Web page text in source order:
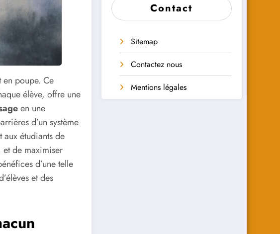
poupe. Ce
élève, offre une
en une
d’un système
étudiants de
de maximiser
d’une telle
et des
Contact
Sitemap
Contactez nous
Mentions légales